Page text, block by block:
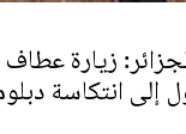
زيارة
إلى انتكاسة